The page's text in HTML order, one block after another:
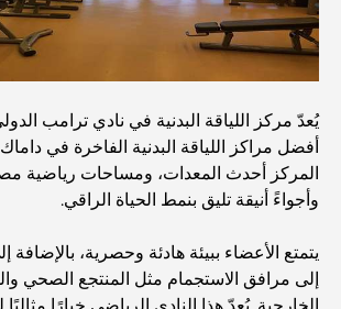
أفضل المطاعم الهندية في دبي: رحلة طهي
اكتشف ممشى نخلة جميرا: جولة بين الفخامة
أفضل المناطق للسكن في دبي مع العائلة:
الخيارات
فنادق الخمس نجوم في دبي: فخامة لا مثيل
يُعدّ مركز اللياقة البدنية في نادي ترامب
أفضل مراكز اللياقة البدنية الفاخرة في
المركز أحدث المعدات، ومساحات رياضية
وأجواءً أنيقة تليق بنمط الحياة الراقي.
يتمتع الأعضاء ببيئة هادئة وحصرية، بالإضافة
إلى مرافق الاستجمام مثل المنتجع الصحي